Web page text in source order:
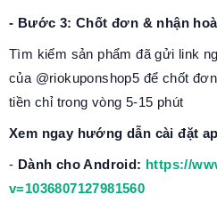
- Bước 3: Chốt đơn & nhận
Tìm kiếm sản phẩm đã gửi link
của @riokuponshop5 để chốt
tiền chỉ trong vòng 5-15 phút
Xem ngay hướng dẫn cài đặt
- Dành cho Android: https://
v=1036807127981560